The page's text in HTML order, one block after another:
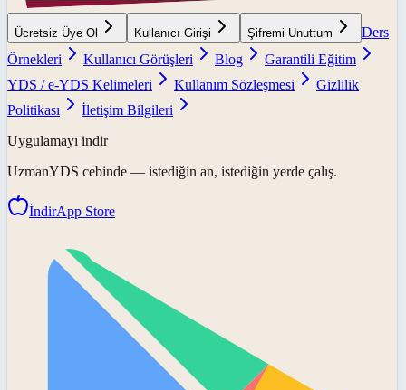
Ücretsiz Üye Ol Kullanıcı Girişi Şifremi Unuttum
Ders
Örnekleri
Kullanıcı Görüşleri Blog
Garantili Eğitim
YDS / e-YDS Kelimeleri
Kullanım Sözleşmesi
Gizlilik
Politikası
İletişim Bilgileri
Uygulamayı indir
UzmanYDS cebinde — istediğin an, istediğin yerde çalış.
İndirApp Store